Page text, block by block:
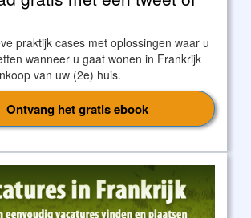
praktijk cases met oplossingen waar u
wanneer u gaat wonen in Frankrijk
van uw (2e) huis.
Ontvang het gratis ebook